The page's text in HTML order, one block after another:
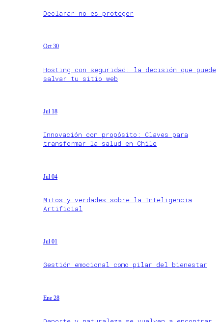
Declarar no es proteger
Oct 30
Hosting con seguridad: la decisión que puede
salvar tu sitio web
Jul 18
Innovación con propósito: Claves para
transformar la salud en Chile
Jul 04
Mitos y verdades sobre la Inteligencia
Artificial
Jul 01
Gestión emocional como pilar del bienestar
Ene 28